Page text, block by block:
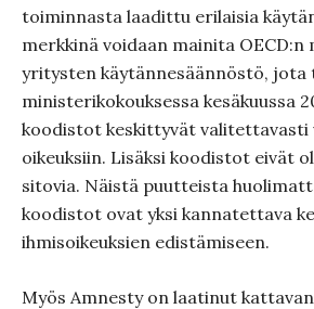
toiminnasta laadittu erilaisia
merkkinä voidaan mainita OECD:n
yritysten käytännesäännöstö,
ministerikokouksessa kesäkuussa
koodistot keskittyvät valitettavasti
oikeuksiin. Lisäksi koodistot eivät
sitovia. Näistä puutteista
koodistot ovat yksi kannatettava
ihmisoikeuksien edistämiseen.
Myös Amnesty on laatinut